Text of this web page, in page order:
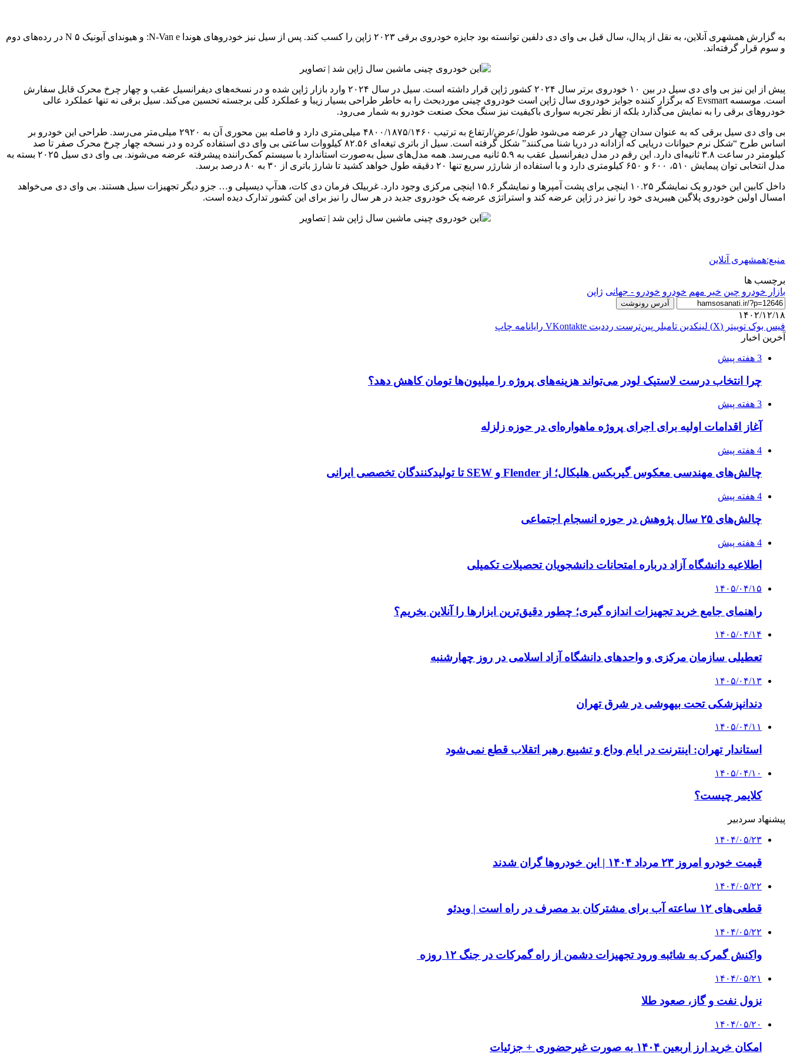
به گزارش همشهری آنلاین، به نقل از پدال، سال قبل بی وای دی دلفین توانسته بود جایزه خودروی برقی ۲۰۲۳ ژاپن را کسب کند. پس از سیل نیز خودروهای هوندا N-Van e: و هیوندای آیونیک ۵ N در رده‌های دوم
و سوم قرار گرفته‌اند.
پیش از این نیز بی وای دی سیل در بین ۱۰ خودروی برتر سال ۲۰۲۴ کشور ژاپن قرار داشته است. سیل در سال ۲۰۲۴ وارد بازار ژاپن شده و در نسخه‌های دیفرانسیل عقب و چهار چرخ محرک قابل سفارش
است. موسسه Evsmart که برگزار کننده جوایز خودروی سال ژاپن است خودروی چینی موردبحث را به خاطر طراحی بسیار زیبا و عملکرد کلی برجسته تحسین می‌کند. سیل برقی نه تنها عملکرد عالی
خودروهای برقی را به نمایش می‌گذارد بلکه از نظر تجربه سواری باکیفیت نیز سنگ محک صنعت خودرو به شمار می‌رود.
بی وای دی سیل برقی که به عنوان سدان چهار در عرضه می‌شود طول/عرض/ارتفاع به ترتیب ۴۸۰۰/۱۸۷۵/۱۴۶۰ میلی‌متری دارد و فاصله بین محوری آن به ۲۹۲۰ میلی‌متر می‌رسد. طراحی این خودرو بر
اساس طرح “شکل نرم حیوانات دریایی که آزادانه در دریا شنا می‌کنند” شکل گرفته است. سیل از باتری تیغه‌ای ۸۲.۵۶ کیلووات ساعتی بی وای دی استفاده کرده و در نسخه چهار چرخ محرک صفر تا صد
کیلومتر در ساعت ۳.۸ ثانیه‌ای دارد. این رقم در مدل دیفرانسیل عقب به ۵.۹ ثانیه می‌رسد. همه مدل‌های سیل به‌صورت استاندارد با سیستم کمک‌راننده پیشرفته عرضه می‌شوند. بی وای دی سیل ۲۰۲۵ بسته به
مدل انتخابی توان پیمایش ۵۱۰، ۶۰۰ و ۶۵۰ کیلومتری دارد و با استفاده از شارژر سریع تنها ۲۰ دقیقه طول خواهد کشید تا شارژ باتری از ۳۰ به ۸۰ درصد برسد.
داخل کابین این خودرو یک نمایشگر ۱۰.۲۵ اینچی برای پشت آمپرها و نمایشگر ۱۵.۶ اینچی مرکزی وجود دارد. غربیلک فرمان دی کات، هدآپ دیسپلی و… جزو دیگر تجهیزات سیل هستند. بی وای دی می‌خواهد
امسال اولین خودروی پلاگین هیبریدی خود را نیز در ژاپن عرضه کند و استراتژی عرضه یک خودروی جدید در هر سال را نیز برای این کشور تدارک دیده است.
منبع:همشهری آنلاین
برچسب ها
بازار خودرو چین خبر مهم خودرو خودرو - جهانی ژاپن
آدرس رونوشت
۱۴۰۲/۱۲/۱۸
فیس بوک توییتر (X) لینکدین ‫تامبلر ‫پین‌ترست ‫رددیت ‫VKontakte رایانامه چاپ
آخرین اخبار
3 هفته پیش
چرا انتخاب درست لاستیک لودر می‌تواند هزینه‌های پروژه را میلیون‌ها تومان کاهش دهد؟
3 هفته پیش
آغاز اقدامات اولیه برای اجرای پروژه ماهواره‌ای در حوزه زلزله
4 هفته پیش
چالش‌های مهندسی معکوس گیربکس هلیکال؛ از Flender و SEW تا تولیدکنندگان تخصصی ایرانی
4 هفته پیش
چالش‌های ۲۵ سال پژوهش در حوزه انسجام اجتماعی
4 هفته پیش
اطلاعیه دانشگاه آزاد درباره امتحانات دانشجویان تحصیلات تکمیلی
۱۴۰۵/۰۴/۱۵
راهنمای جامع خرید تجهیزات اندازه گیری؛ چطور دقیق‌ترین ابزارها را آنلاین بخریم؟
۱۴۰۵/۰۴/۱۴
تعطیلی سازمان مرکزی و واحدهای دانشگاه آزاد اسلامی در روز چهارشنبه
۱۴۰۵/۰۴/۱۳
دندانپزشکی تحت بیهوشی در شرق تهران
۱۴۰۵/۰۴/۱۱
استاندار تهران: اینترنت در ایام وداع و تشییع رهبر اتقلاب قطع نمی‌شود
۱۴۰۵/۰۴/۱۰
کلایمر چیست؟
پیشنهاد سردبیر
۱۴۰۴/۰۵/۲۳
قیمت خودرو امروز ۲۳ مرداد ۱۴۰۴ | این خودروها گران شدند
۱۴۰۴/۰۵/۲۲
قطعی‌های ۱۲ ساعته آب برای مشترکان بد مصرف در راه است | ویدئو
۱۴۰۴/۰۵/۲۲
واکنش گمرک به شائبه ورود تجهیزات دشمن از راه گمرکات در جنگ ۱۲ روزه
۱۴۰۴/۰۵/۲۱
نزول نفت و گاز، صعود طلا
۱۴۰۴/۰۵/۲۰
امکان خرید ارز اربعین ۱۴۰۴ به صورت غیرحضوری + جزئیات